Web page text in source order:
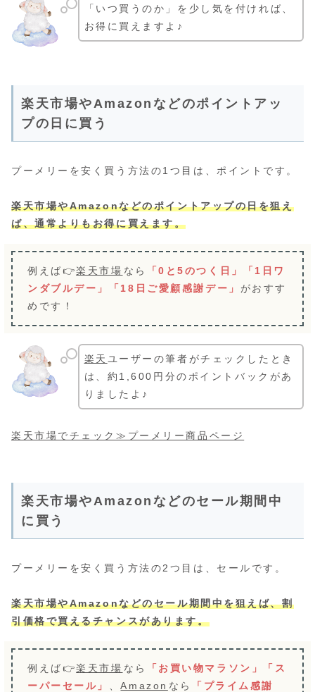
「いつ買うのか」を少し気を付ければ、
お得に買えますよ♪
楽天市場やAmazonなどのポイントアッ
プの日に買う
プーメリーを安く買う方法の1つ目は、ポイントです。
楽天市場やAmazonなどのポイントアップの日を狙え
ば、通常よりもお得に買えます。
例えば👉楽天市場 なら
「0と5のつく日」「1日ワ
ンダブルデー」「18日ご愛顧感謝デー」 がおすす
めです！
楽天 ユーザーの筆者がチェックしたとき
は、約1,600円分のポイントバックがあ
りましたよ♪
楽天市場でチェック≫プーメリー商品ページ
楽天市場やAmazonなどのセール期間中
に買う
プーメリーを安く買う方法の2つ目は、セールです。
楽天市場やAmazonなどのセール期間中を狙えば、割
引価格で買えるチャンスがあります。
例えば👉楽天市場 なら
「お買い物マラソン」「ス
ーパーセール」
、Amazon なら
「プライム感謝